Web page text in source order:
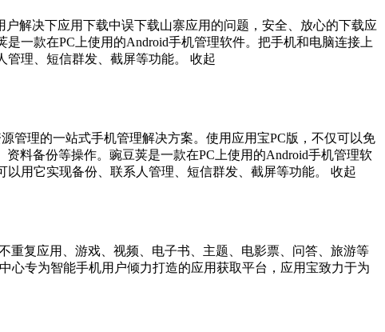
解决下应用下载中误下载山寨应用的问题，安全、放心的下载应
一款在PC上使用的Android手机管理软件。把手机和电脑连接上
理、短信群发、截屏等功能。
收起
管理的一站式手机管理解决方案。使用应用宝PC版，不仅可以免
料备份等操作。豌豆荚是一款在PC上使用的Android手机管理软
用它实现备份、联系人管理、短信群发、截屏等功能。
收起
重复应用、游戏、视频、电子书、主题、电影票、问答、旅游等
心专为智能手机用户倾力打造的应用获取平台，应用宝致力于为